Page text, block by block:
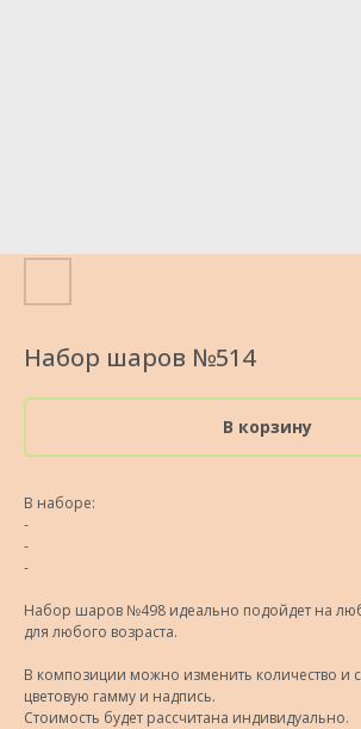
Набор шаров №514
В корзину
В наборе:
-
-
-
Набор шаров №498 идеально подойдет на
для любого возраста.
В композиции можно изменить количество и
цветовую гамму и надпись.
Стоимость будет рассчитана индивидуально.